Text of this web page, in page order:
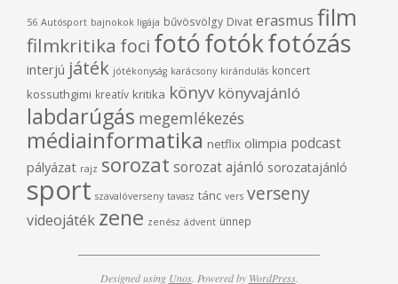
56 Autósport bajnokok ligája bűvösvölgy Divat erasmus film
filmkritika foci fotófotókfotózás
interjú játék jótékonyság karácsony kirándulás koncert
kossuthgimi kreatív kritika könyv könyvajánló
labdarúgás megemlékezés
médiainformatika netflix olimpia podcast
pályázat rajz sorozat sorozat ajánló sorozatajánló
sport szavalóverseny tavasz tánc vers verseny
videojáték zene zenész ádvent ünnep
Designed using Unos. Powered by WordPress.